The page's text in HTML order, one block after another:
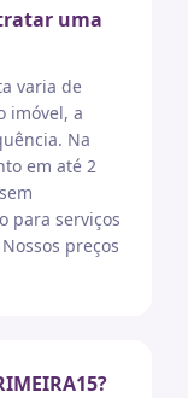
uma
varia de
imóvel, a
Na
em até 2
para serviços
preços